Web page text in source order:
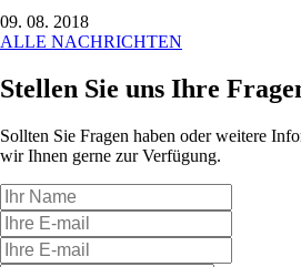
09. 08. 2018
ALLE NACHRICHTEN
Stellen Sie uns Ihre
Sollten Sie Fragen haben oder weitere
wir Ihnen gerne zur Verfügung.